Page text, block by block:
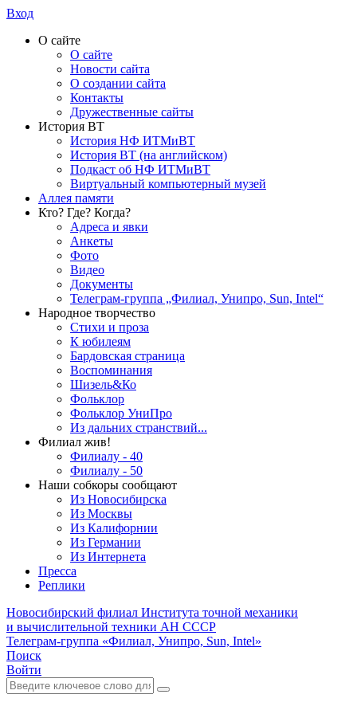
Вход
О сайте
О сайте
Новости сайта
О создании сайта
Контакты
Дружественные сайты
История ВТ
История НФ ИТМиВТ
История ВТ (на английском)
Подкаст об НФ ИТМиВТ
Виртуальный компьютерный музей
Аллея памяти
Кто? Где? Когда?
Адреса и явки
Анкеты
Фото
Видео
Документы
Телеграм-группа „Филиал, Унипро, Sun, Intel“
Народное творчество
Стихи и проза
К юбилеям
Бардовская страница
Воспоминания
Шизель&Ко
Фольклор
Фольклор УниПро
Из дальних странствий...
Филиал жив!
Филиалу - 40
Филиалу - 50
Наши собкоры сообщают
Из Новосибирска
Из Москвы
Из Калифорнии
Из Германии
Из Интернета
Пресса
Реплики
Новосибирский филиал Института точной механики
и вычислительной техники АН СССР
Телеграм-группа «Филиал, Унипро, Sun, Intel»
Поиск
Войти